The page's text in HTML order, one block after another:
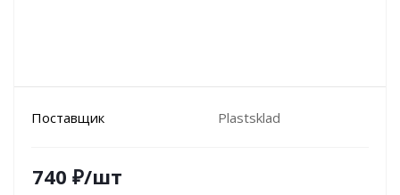
Поставщик Plastsklad
740 ₽/шт